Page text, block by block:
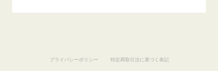
プライバシーポリシー 特定商取引法に基づく表記